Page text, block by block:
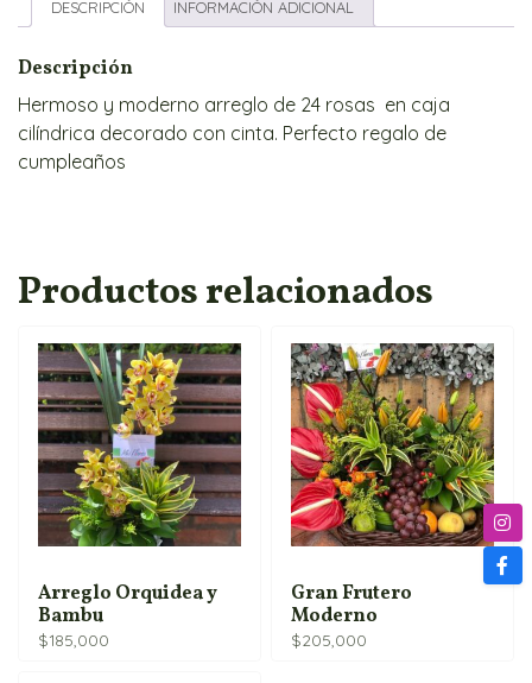
DESCRIPCIÓN INFORMACIÓN ADICIONAL
Descripción
Hermoso y moderno arreglo de 24 rosas en caja
cilíndrica decorado con cinta. Perfecto regalo de
cumpleaños
Productos relacionados
Arreglo Orquidea y
Bambu
$185,000
Gran Frutero
Moderno
$205,000